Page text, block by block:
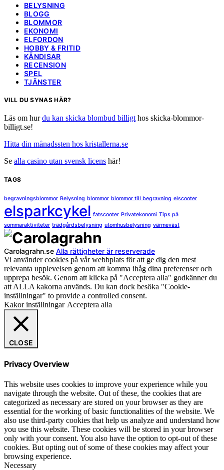
BELYSNING
BLOGG
BLOMMOR
EKONOMI
ELFORDON
HOBBY & FRITID
KÄNDISAR
RECENSION
SPEL
TJÄNSTER
VILL DU SYNAS HÄR?
Läs om hurdu kan skicka blombud billigt hos skicka-blommor-
billigt.se!
Hitta din månadssten hos kristallerna.se
Se alla casino utan svensk licens här!
TAGS
begravningsblommor Belysning blommor blommor till begravning elscooter
elsparkcykel fatscooter Privatekonomi Tips på
sommaraktiviteter trädgårdsbelysning utomhusbelysning värmeväst
Carolagrahn.se Alla rättigheter är reserverade
Vi använder cookies på vår webbplats för att ge dig den mest
relevanta upplevelsen genom att komma ihåg dina preferenser och
upprepa besök. Genom att klicka på "Acceptera alla" godkänner du
att ALLA kakorna används. Du kan dock besöka "Cookie-
inställningar" to provide a controlled consent.
Kakor inställningar Acceptera alla
CLOSE
Privacy Overview
This website uses cookies to improve your experience while you
navigate through the website. Out of these, the cookies that are
categorized as necessary are stored on your browser as they are
essential for the working of basic functionalities of the website. We
also use third-party cookies that help us analyze and understand how
you use this website. These cookies will be stored in your browser
only with your consent. You also have the option to opt-out of these
cookies. But opting out of some of these cookies may affect your
browsing experience.
Necessary